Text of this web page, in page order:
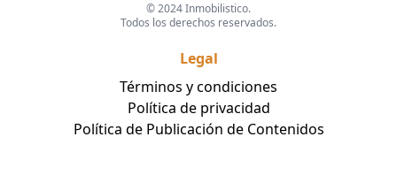
© 2024 Inmobilistico.
Todos los derechos reservados.
Legal
Términos y condiciones
Política de privacidad
Política de Publicación de Contenidos